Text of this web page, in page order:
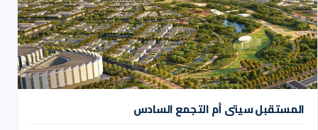
المستقبل سيتي أم التجمع السادس